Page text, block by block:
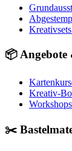
📦 Angebote
Kreativ-
Workshops
✂️